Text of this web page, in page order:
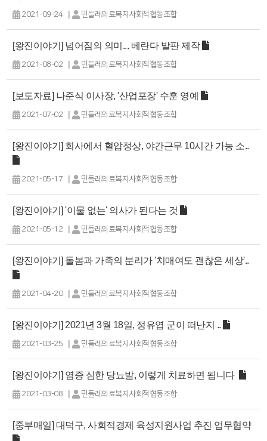
2021-09-24 | 민들레의료복지사회적협동조합
[왕진이야기] 넘어짐의 의미... 베란다 발판 제작
2021-08-02 | 민들레의료복지사회적협동조합
[보도자료] 나준식 이사장, '산업포장' 수훈 영예
2021-07-02 | 민들레의료복지사회적협동조합
[왕진이야기] 회사에서 혈압정상, 야간근무 10시간 가능 소..
2021-05-17 | 민들레의료복지사회적협동조합
[왕진이야기] '이물 없는' 의사가 된다는 것
2021-05-12 | 민들레의료복지사회적협동조합
[왕진이야기] 돌봄과 가족의 분리가 '치매여도 괜찮은 세상'..
2021-04-20 | 민들레의료복지사회적협동조합
[왕진이야기] 2021년 3월 18일, 정유엽 군이 떠난지 ..
2021-03-25 | 민들레의료복지사회적협동조합
[왕진이야기] 염증 심한 당뇨발, 이렇게 치료하면 됩니다
2021-03-08 | 민들레의료복지사회적협동조합
[중부매일] 대덕구, 사회적경제 육성지원사업 추진 업무협약